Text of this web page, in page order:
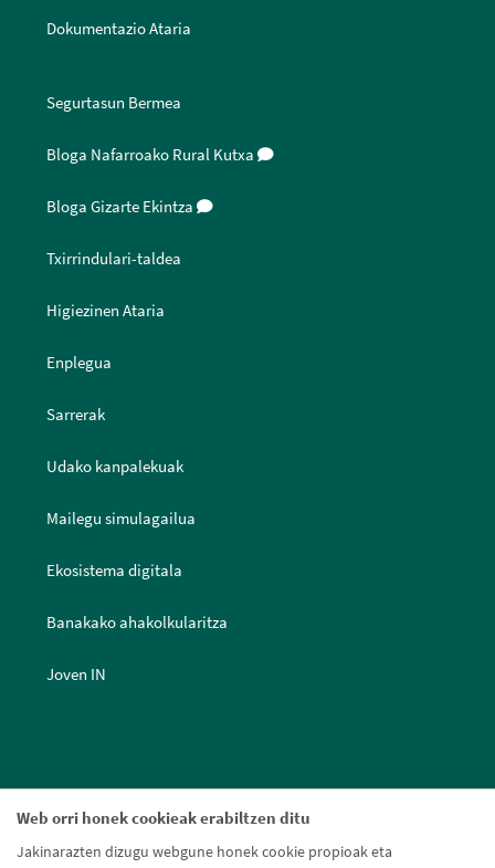
Web orri honek cookieak erabiltzen ditu
Jakinarazten dizugu webgune honek cookie propioak eta
Dokumentazio Ataria
Segurtasun Bermea
Bloga Nafarroako Rural Kutxa
Bloga Gizarte Ekintza
Txirrindulari-taldea
Higiezinen Ataria
Enplegua
Sarrerak
Udako kanpalekuak
Mailegu simulagailua
Ekosistema digitala
Banakako ahakolkularitza
Joven IN